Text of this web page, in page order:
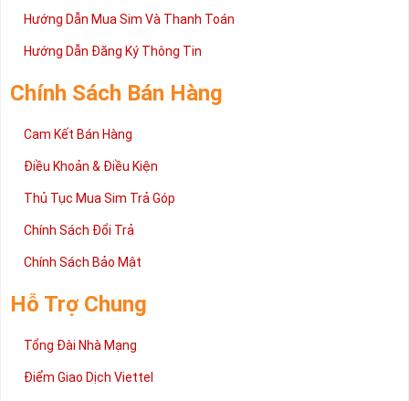
Hướng Dẫn Mua Sim Và Thanh Toán
Hướng Dẫn Đăng Ký Thông Tin
Chính Sách Bán Hàng
Cam Kết Bán Hàng
Điều Khoản & Điều Kiện
Thủ Tục Mua Sim Trả Góp
Chính Sách Đổi Trả
Chính Sách Bảo Mật
Hỗ Trợ Chung
Tổng Đài Nhà Mạng
Điểm Giao Dịch Viettel